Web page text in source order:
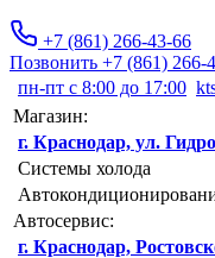
+7 (861) 266-43-66
Позвонить +7 (861) 266-
пн-пт с 8:00 до 17:00
Магазин:
г. Краснодар, ул.
Системы холода
Автосервис:
г. Краснодар,